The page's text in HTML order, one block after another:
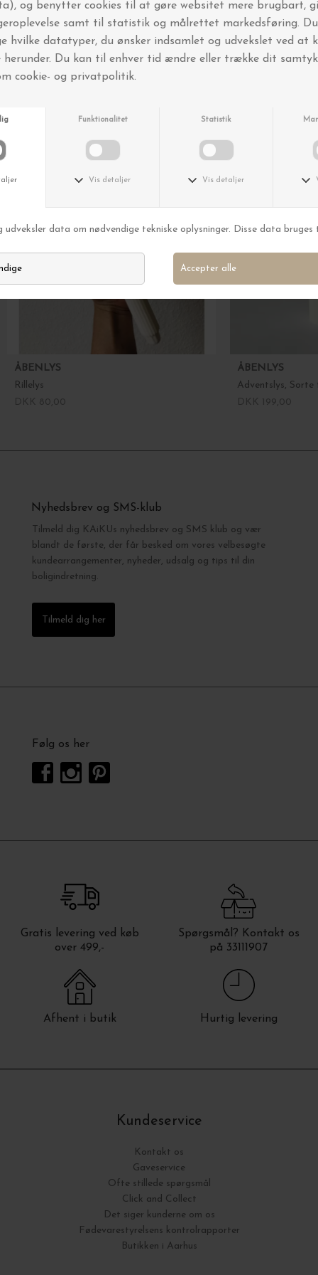
Andre købte også
ÅBENLYS
Rillelys
ÅBENLYS
Adventslys,
Nyhedsbrev og SMS-klub
Tilmeld dig KAiKUs nyhedsbrev og SMS klub og vær
blandt de første, der får besked om vores velbesøgte
kundearrangementer, nyheder, udsalg og tips til din
boligindretning.
Tilmeld dig her
Følg os her
Gratis levering ved køb
over 499,-
Spørgsmål? Kontakt os
på 33111907
Afhent i butik Hurtig levering
Kundeservice
Kontakt os
Gaveservice
Ofte stillede spørgsmål
Click and Collect
Det siger kunderne om os
Fødevarestyrelsens kontrolrapporter
Butikken i Aarhus